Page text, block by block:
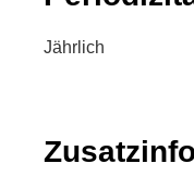
Jährlich